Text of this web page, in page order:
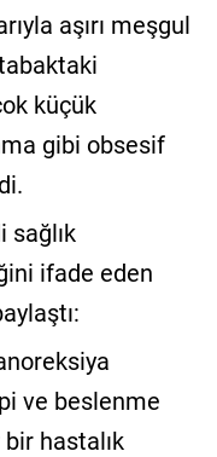
aşırı meşgul
küçük
gibi obsesif
sağlık
ifade eden
ve beslenme
hastalık